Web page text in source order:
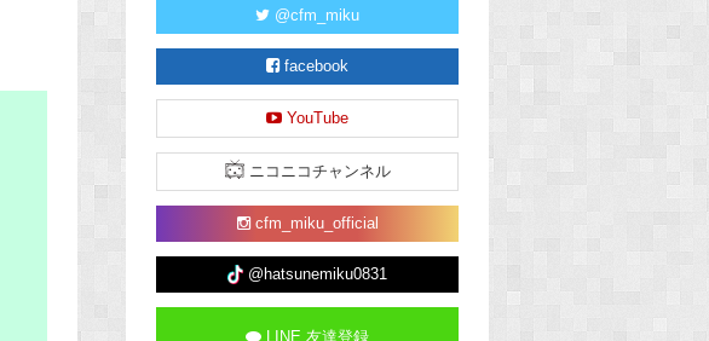
@cfm_miku
facebook
YouTube
ニコニコチャンネル
cfm_miku_official
@hatsunemiku0831
LINE 友達登録